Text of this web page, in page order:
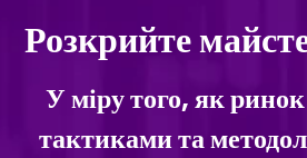
Розкрийте
У міру того, як
тактиками та